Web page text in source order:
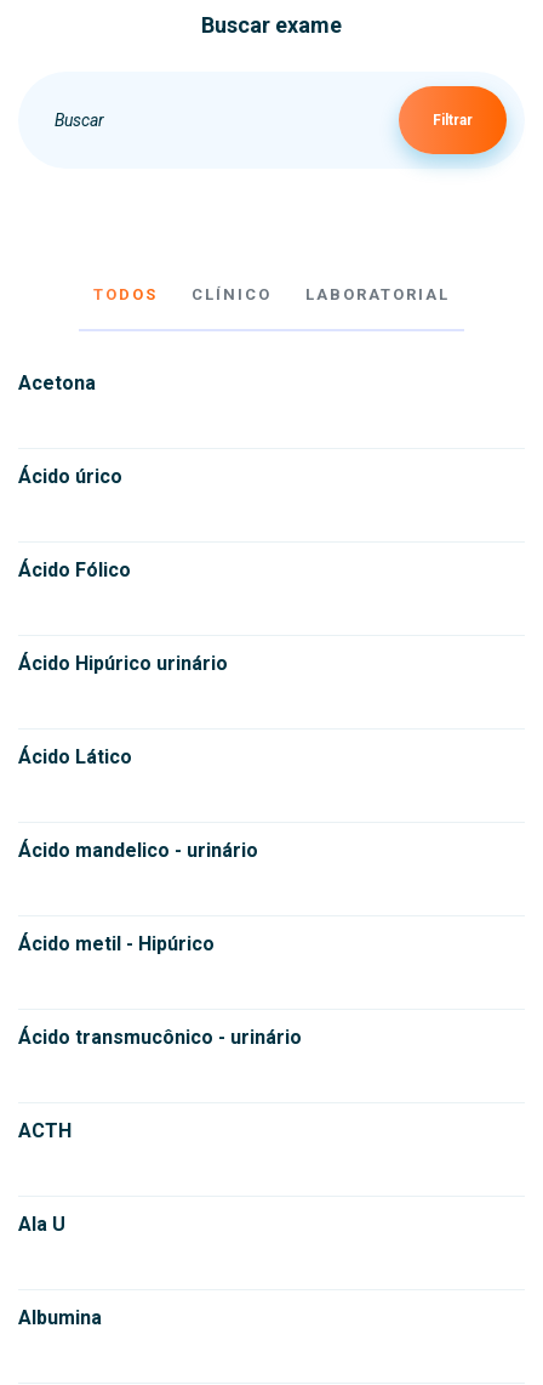
Buscar exame
Filtrar
TODOS CLÍNICO LABORATORIAL
Acetona
Ácido úrico
Ácido Fólico
Ácido Hipúrico urinário
Ácido Lático
Ácido mandelico - urinário
Ácido metil - Hipúrico
Ácido transmucônico - urinário
ACTH
Ala U
Albumina